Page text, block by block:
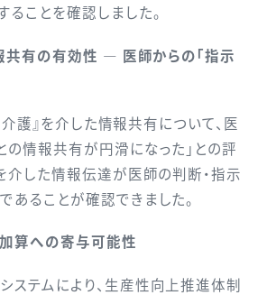
ることを確認しました。
共有の有効性 ― 医師からの「指示
護』を介した情報共有について、医
の情報共有が円滑になった」との評
介した情報伝達が医師の判断・指示
あることが確認できました。
算への寄与可能性
ステムにより、生産性向上推進体制